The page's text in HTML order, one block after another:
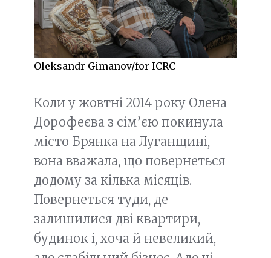
Oleksandr Gimanov/for ICRC
Коли у жовтні 2014 року Олена
Дорофеєва з сім’єю покинула
місто Брянка на Луганщині,
вона вважала, що повернеться
додому за кілька місяців.
Повернеться туди, де
залишилися дві квартири,
будинок і, хоча й невеликий,